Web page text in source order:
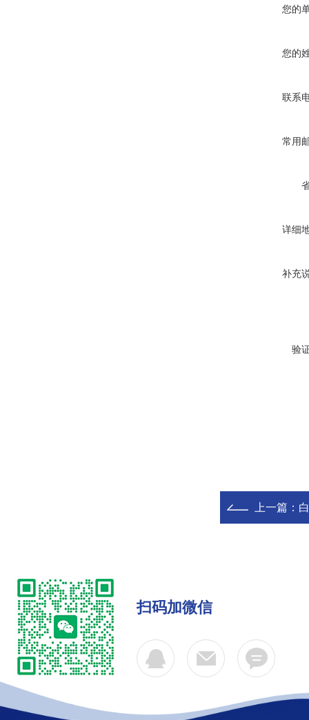
您的
您的
联系
常用
详细
补充
验
上一篇：
扫码加微信